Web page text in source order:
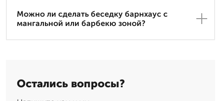
Можно ли сделать беседку барнхаус с
мангальной или барбекю зоной?
Остались вопросы?